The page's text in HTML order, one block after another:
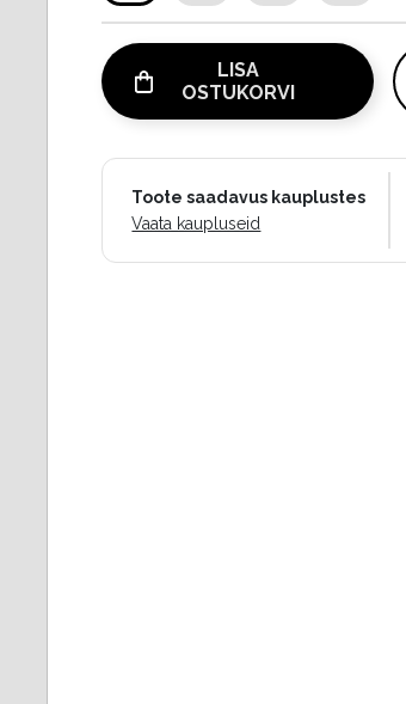
LISA
OSTUKORVI
Toote saadavus kauplustes
Vaata kaupluseid